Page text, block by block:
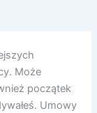
Może
początek
Umowy